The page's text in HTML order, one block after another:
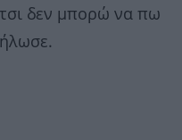
δεν μπορώ να πω